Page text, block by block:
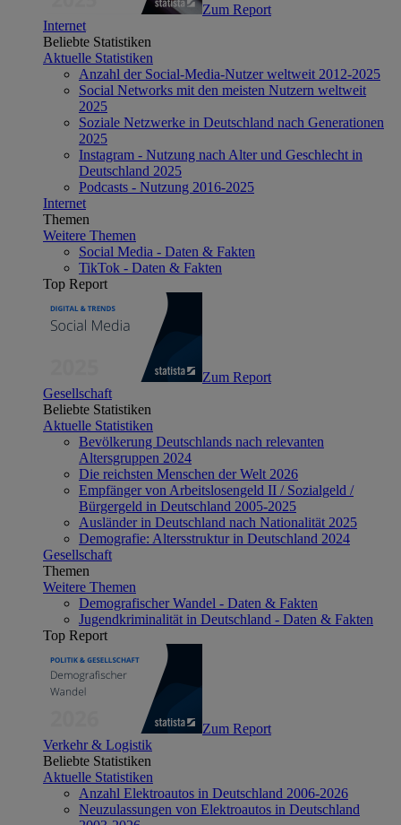
Zum Report
Internet
Beliebte Statistiken
Aktuelle Statistiken
Anzahl der Social-Media-Nutzer weltweit 2012-2025
Social Networks mit den meisten Nutzern weltweit
2025
Soziale Netzwerke in Deutschland nach Generationen
2025
Instagram - Nutzung nach Alter und Geschlecht in
Deutschland 2025
Podcasts - Nutzung 2016-2025
Internet
Themen
Weitere Themen
Social Media - Daten & Fakten
TikTok - Daten & Fakten
Top Report
Zum Report
Gesellschaft
Beliebte Statistiken
Aktuelle Statistiken
Bevölkerung Deutschlands nach relevanten
Altersgruppen 2024
Die reichsten Menschen der Welt 2026
Empfänger von Arbeitslosengeld II / Sozialgeld /
Bürgergeld in Deutschland 2005-2025
Ausländer in Deutschland nach Nationalität 2025
Demografie: Altersstruktur in Deutschland 2024
Gesellschaft
Themen
Weitere Themen
Demografischer Wandel - Daten & Fakten
Jugendkriminalität in Deutschland - Daten & Fakten
Top Report
Zum Report
Verkehr & Logistik
Beliebte Statistiken
Aktuelle Statistiken
Anzahl Elektroautos in Deutschland 2006-2026
Neuzulassungen von Elektroautos in Deutschland